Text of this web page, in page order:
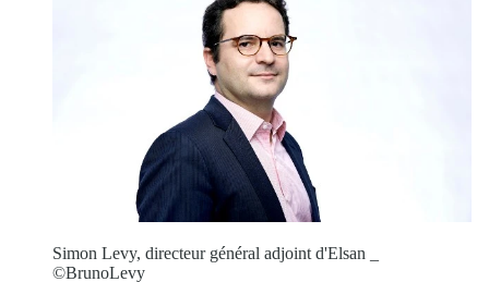
Simon Levy, directeur général adjoint d'Elsan _
©BrunoLevy